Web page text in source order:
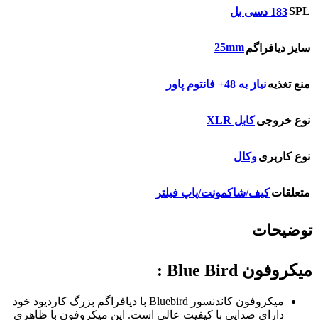
SPL183 دسی بل
سایز دیافراگم25mm
منع تغذیهنیاز به 48+ فانتوم پاور
نوع خروجیکابل XLR
نوع کاربریوکال
متعلقاتکیف/شاکمونت/پاپ فیلتر
توضیحات
میکروفون Blue Bird :
میکروفون کاندنسور Bluebird با دیافراگم بزرگ کاردیود خود
دارای صدایی با کیفیت عالی است. این میکروفون با ظاهری